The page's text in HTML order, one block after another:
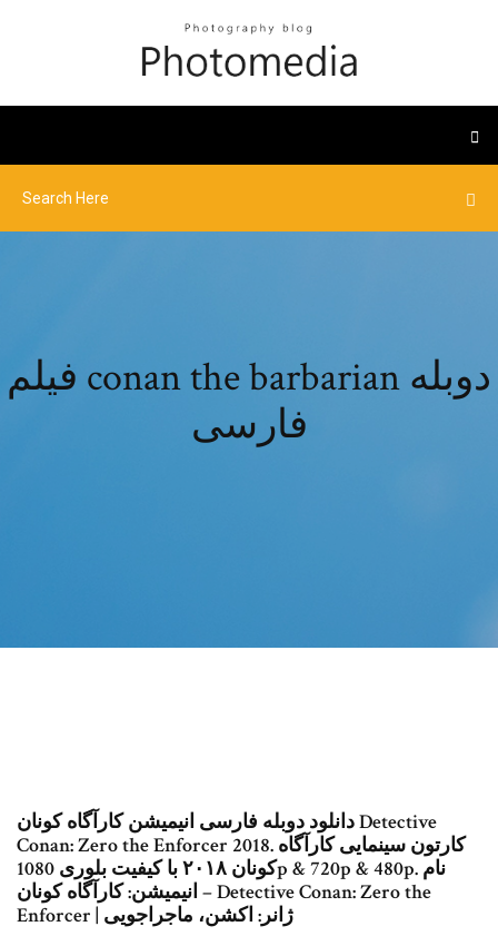
فیلم conan the barbarian دوبله
فارسی
دانلود دوبله فارسی انیمیشن کارآگاه کونان Detective
Conan: Zero the Enforcer 2018. کارتون سینمایی کارآگاه
کونان ۲۰۱۸ با کیفیت بلوری 1080p & 720p & 480p. نام
انیمیشن: کارآگاه کونان – Detective Conan: Zero the
Enforcer | ژانر: اکشن، ماجراجویی